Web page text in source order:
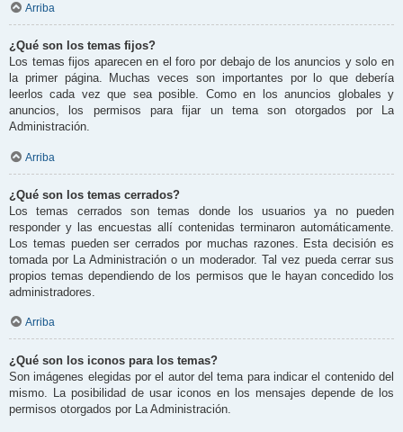
Arriba
¿Qué son los temas fijos?
Los temas fijos aparecen en el foro por debajo de los anuncios y solo en
la primer página. Muchas veces son importantes por lo que debería
leerlos cada vez que sea posible. Como en los anuncios globales y
anuncios, los permisos para fijar un tema son otorgados por La
Administración.
Arriba
¿Qué son los temas cerrados?
Los temas cerrados son temas donde los usuarios ya no pueden
responder y las encuestas allí contenidas terminaron automáticamente.
Los temas pueden ser cerrados por muchas razones. Esta decisión es
tomada por La Administración o un moderador. Tal vez pueda cerrar sus
propios temas dependiendo de los permisos que le hayan concedido los
administradores.
Arriba
¿Qué son los iconos para los temas?
Son imágenes elegidas por el autor del tema para indicar el contenido del
mismo. La posibilidad de usar iconos en los mensajes depende de los
permisos otorgados por La Administración.